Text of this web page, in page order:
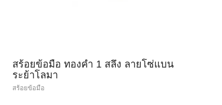
สร้อยข้อมือ ทองคำ 1 สลึง ลายโซ่แบน
ระย้าโลมา
สร้อยข้อมือ